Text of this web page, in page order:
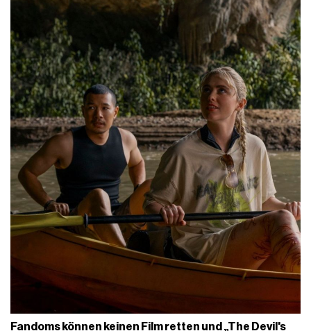
Fandoms können keinen Film retten und „The Devil's